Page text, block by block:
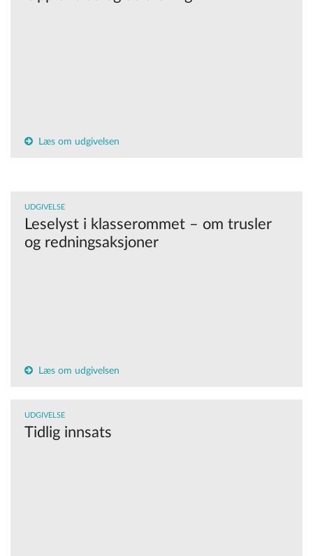
Læs om udgivelsen
UDGIVELSE
Leselyst i klasserommet – om trusler
og redningsaksjoner
Læs om udgivelsen
UDGIVELSE
Tidlig innsats